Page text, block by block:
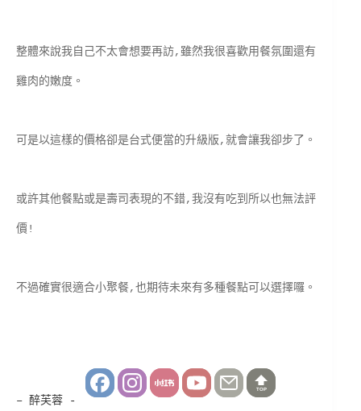
整體來說我自己不太會想要再訪,雖然我很喜歡用餐氛圍還有
雞肉的嫩度。
可是以這樣的價格卻是台式便當的升級版,就會讓我卻步了。
或許其他餐點或是壽司表現的不錯,我沒有吃到所以也無法評
價!
不過確實很適合小聚餐,也期待未來有多種餐點可以選擇囉。
– 醉芙蓉 -
TOP